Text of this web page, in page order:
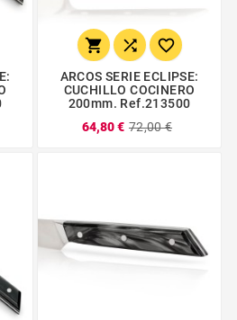
  
ARCOS SERIE ECLIPSE:
CUCHILLO COCINERO
200mm. Ref.213500
64,80 € 72,00 €